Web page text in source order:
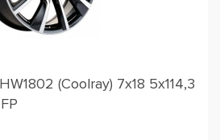
(Coolray) 7x18 5x114,3